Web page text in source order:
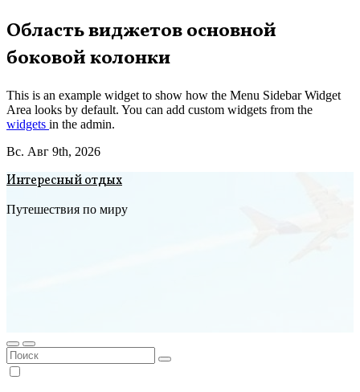
Перейти
к
содержимому
Область виджетов основной
боковой колонки
This is an example widget to show how the Menu Sidebar Widget
Area looks by default. You can add custom widgets from the
widgets in the admin.
Вс. Авг 9th, 2026
Интересный отдых
Путешествия по миру